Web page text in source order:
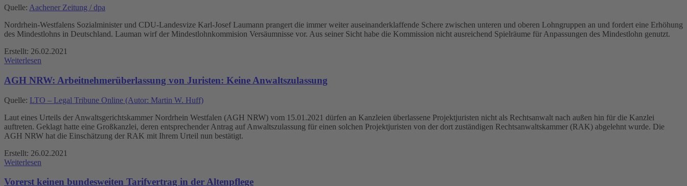
Quelle: Aachener Zeitung / dpa
Nordrhein-Westfalens Sozialminister und CDU-Landesvize Karl-Josef Laumann prangert die immer weiter auseinanderklaffende Schere zwischen unteren und oberen Lohngruppen an und fordert eine Erhöhung
des Mindestlohns in Deutschland. Lauman wirf der Mindestlohnkommision Versäumnisse vor. Aus seiner Sicht habe die Kommission nicht ausreichend Spielräume für Anpassungen des Mindestlohn genutzt.
Erstellt: 26.02.2021
Weiterlesen
AGH NRW: Arbeitnehmerüberlassung von Juristen: Keine Anwaltszulassung
Quelle: LTO – Legal Tribune Online (Autor: Martin W. Huff)
Laut eines Urteils der Anwaltsgerichtskammer Nordrhein Westfalen (AGH NRW) vom 15.01.2021 dürfen an Kanzleien überlassene Projektjuristen nicht als Rechtsanwalt nach außen hin für die Kanzlei
auftreten. Geklagt hatte eine Großkanzlei, deren entsprechender Antrag auf Anwaltszulassung für einen solchen Projektjuristen von der dort zuständigen Rechtsanwaltskammer (RAK) abgelehnt wurde. Die
AGH NRW hat die Einschätzung der RAK mit Ihrem Urteil nun bestätigt.
Erstellt: 26.02.2021
Weiterlesen
Vorerst keinen bundesweiten Tarifvertrag in der Altenpflege